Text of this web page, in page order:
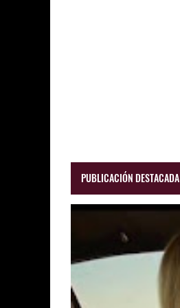
PUBLICACIÓN DESTACADA